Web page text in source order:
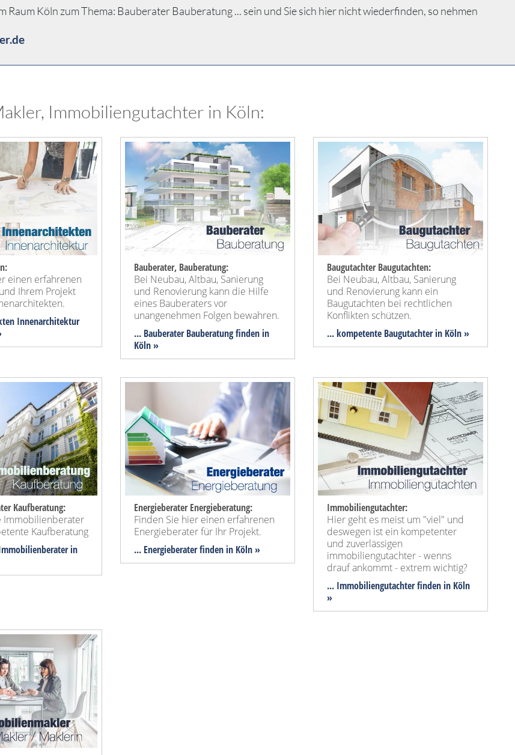
Raum Köln zum Thema: Bauberater Bauberatung ... sein und Sie sich hier nicht wiederfinden, so nehmen
Immobiliengutachter in Köln:
einen erfahrenen
Ihrem Projekt
Innenarchitektur
Bauberater, Bauberatung:
Bei Neubau, Altbau, Sanierung
und Renovierung kann die Hilfe
eines Bauberaters vor
unangenehmen Folgen bewahren.
... Bauberater Bauberatung finden in
Köln »
Baugutachter Baugutachten:
Bei Neubau, Altbau, Sanierung
und Renovierung kann ein
Baugutachten bei rechtlichen
Konflikten schützen.
... kompetente Baugutachter in Köln »
Kaufberatung:
Immobilienberater
Kaufberatung
in
Energieberater Energieberatung:
Finden Sie hier einen erfahrenen
Energieberater für Ihr Projekt.
... Energieberater finden in Köln »
Immobiliengutachter:
Hier geht es meist um "viel" und
deswegen ist ein kompetenter
und zuverlässigen
immobiliengutachter - wenns
drauf ankommt - extrem wichtig?
... Immobiliengutachter finden in Köln
»